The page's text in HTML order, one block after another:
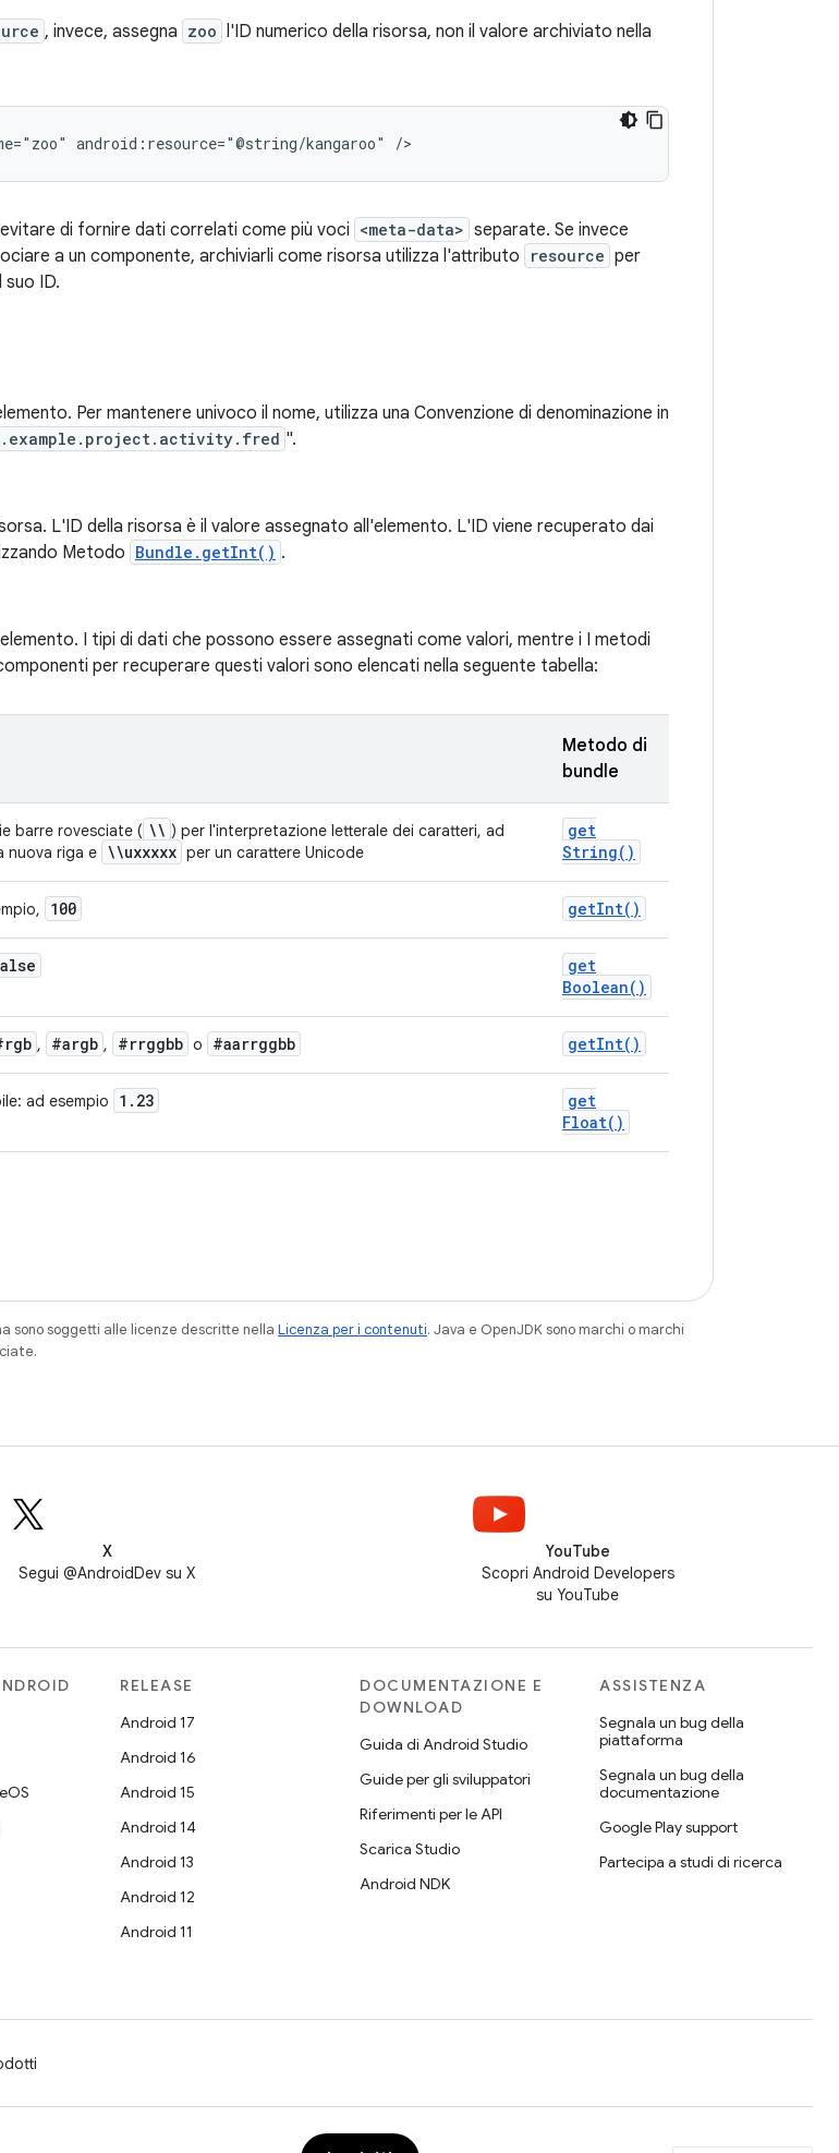
, invece, assegna zoo l'ID numerico della risorsa, non il valore archiviato nella
android:resource="@string/kangaroo" />
di fornire dati correlati come più voci <meta-data> separate. Se invece
a un componente, archiviarli come risorsa utilizza l'attributo
resource per
ID.
Per mantenere univoco il nome, utilizza una Convenzione di denominazione in
".
L'ID della risorsa è il valore assegnato all'elemento. L'ID viene recuperato dai
Metodo Bundle.getInt() .
I tipi di dati che possono essere assegnati come valori, mentre i I metodi
per recuperare questi valori sono elencati nella seguente tabella:
Metodo di
bundle
barre rovesciate ( \\ ) per l'interpretazione letterale dei caratteri, ad
nuova riga e \\uxxxxx per un carattere Unicode
get
String( )
100 getInt( )
get
Boolean( )
, #argb , #rrggbb o #aarrggbb getInt( )
ad esempio 1 . 23
get
Float( )
sono soggetti alle licenze descritte nella Licenza per i contenuti. Java e OpenJDK sono marchi o marchi
X
Segui @AndroidDev su X
YouTube
Scopri Android Developers
su YouTube
RELEASE
Android 17
Android 16
Android 15
Android 14
Android 13
Android 12
Android 11
DOCUMENTAZIONE E
DOWNLOAD
Guida di Android Studio
Guide per gli sviluppatori
Riferimenti per le API
Scarica Studio
Android NDK
ASSISTENZA
Segnala un bug della
piattaforma
Segnala un bug della
documentazione
Google Play support
Partecipa a studi di ricerca